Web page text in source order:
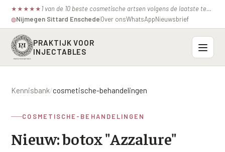
★ ★ ★ ★ ★ 1 van de 10 beste cosmetische artsen volgens de laatste test van de consumentenbond.
◍Nijmegen·Sittard·EnschedeOver onsWhatsAppNieuwsbrief
PRAKTIJK VOOR
INJECTABLES
Voorhoofdsrimpels
Fronsrimpel
Botox / anti-rimpel
Profielen
Kennisbank/cosmetische-behandelingen
COSMETISCHE-BEHANDELINGEN
Nieuw: botox "Azzalure"